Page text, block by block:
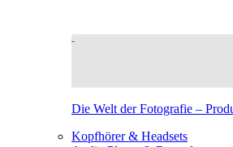
Die Welt der Fotografie –
Kopfhörer & Headsets